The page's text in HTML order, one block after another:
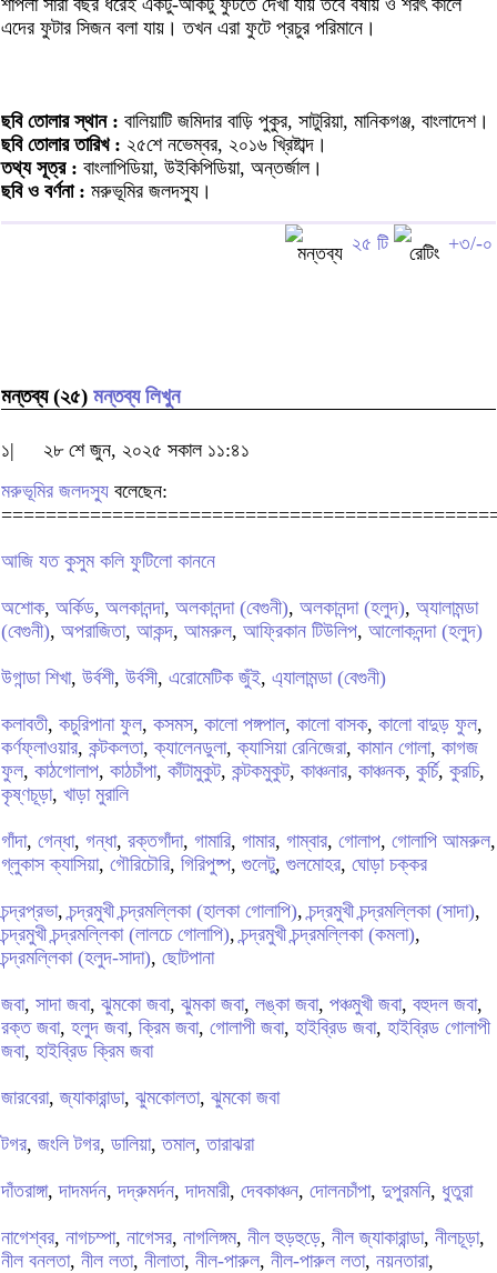
শাপলা সারা বছর ধরেই একটু-আকটু ফুটতে দেখা যায় তবে বর্ষায় ও শরৎ কালে
এদের ফুটার সিজন বলা যায়। তখন এরা ফুটে প্রচুর পরিমানে।
ছবি তোলার স্থান : বালিয়াটি জমিদার বাড়ি পুকুর, সাটুরিয়া, মানিকগঞ্জ, বাংলাদেশ।
ছবি তোলার তারিখ : ২৫শে নভেম্বর, ২০১৬ খ্রিষ্টাব্দ।
তথ্য সূত্র : বাংলাপিডিয়া, উইকিপিডিয়া, অন্তর্জাল।
ছবি ও বর্ণনা : মরুভূমির জলদস্যু।
২৫ টি +৩/-০
মন্তব্য (২৫) মন্তব্য লিখুন
১|
২৮ শে জুন, ২০২৫ সকাল ১১:৪১
মরুভূমির জলদস্যু বলেছেন:
আজি যত কুসুম কলি ফুটিলো কাননে
অশোক, অর্কিড, অলকানন্দা, অলকানন্দা (বেগুনী), অলকানন্দা (হলুদ), অ্যালামন্ডা
(বেগুনী), অপরাজিতা, আকন্দ, আমরুল, আফ্রিকান টিউলিপ, আলোকনন্দা (হলুদ)
উগান্ডা শিখা, উর্বশী, উর্বসী, এরোমেটিক জুঁই, এ্যালামন্ডা (বেগুনী)
কলাবতী, কচুরিপানা ফুল, কসমস, কালো পঙ্গপাল, কালো বাসক, কালো বাদুড় ফুল,
কর্ণফ্লাওয়ার, কন্টকলতা,ক্যালেনডুলা,ক্যাসিয়া রেনিজেরা, কামান গোলা, কাগজ
ফুল, কাঠগোলাপ, কাঠচাঁপা, কাঁটামুকুট, কন্টকমুকুট, কাঞ্চনার, কাঞ্চনক, কুর্চি, কুরচি,
কৃষ্ণচূড়া, খাড়া মুরালি
গাঁদা, গেন্ধা, গন্ধা, রক্তগাঁদা, গামারি, গামার, গাম্বার, গোলাপ, গোলাপি আমরুল,
গ্লুকাস ক্যাসিয়া, গৌরিচৌরি, গিরিপুষ্প, গুলেটু, গুলমোহর, ঘোড়া চক্কর
চন্দ্রপ্রভা, চন্দ্রমুখী চন্দ্রমল্লিকা (হালকা গোলাপি), চন্দ্রমুখী চন্দ্রমল্লিকা (সাদা),
চন্দ্রমুখী চন্দ্রমল্লিকা (লালচে গোলাপি), চন্দ্রমুখী চন্দ্রমল্লিকা (কমলা),
চন্দ্রমল্লিকা (হলুদ-সাদা), ছোটপানা
জবা, সাদা জবা, ঝুমকো জবা, ঝুমকা জবা, লঙ্কা জবা, পঞ্চমুখী জবা, বহুদল জবা,
রক্ত জবা, হলুদ জবা, ক্রিম জবা, গোলাপী জবা, হাইব্রিড জবা, হাইব্রিড গোলাপী
জবা, হাইব্রিড ক্রিম জবা
জারবেরা,জ্যাকারান্ডা, ঝুমকোলতা, ঝুমকো জবা
টগর, জংলি টগর, ডালিয়া,তমাল,তারাঝরা
দাঁতরাঙ্গা,দাদমর্দন,দদ্রুমর্দন,দাদমারী, দেবকাঞ্চন, দোলনচাঁপা, দুপুরমনি, ধুতুরা
নাগেশ্বর, নাগচম্পা, নাগেসর, নাগলিঙ্গম, নীল হুড়হুড়ে, নীল জ্যাকারান্ডা, নীলচূড়া,
নীল বনলতা, নীল লতা, নীলাতা, নীল-পারুল, নীল-পারুল লতা, নয়নতারা,